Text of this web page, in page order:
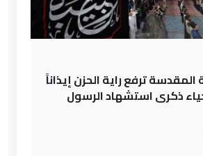
المقدسة ترفع راية الحزن إيذاناً
ذكرى استشهاد الرسول